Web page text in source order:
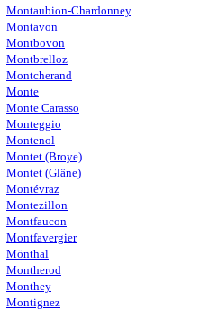
Montaubion-Chardonney
Montavon
Montbovon
Montbrelloz
Montcherand
Monte
Monte Carasso
Monteggio
Montenol
Montet (Broye)
Montet (Glâne)
Montévraz
Montezillon
Montfaucon
Montfavergier
Mönthal
Montherod
Monthey
Montignez